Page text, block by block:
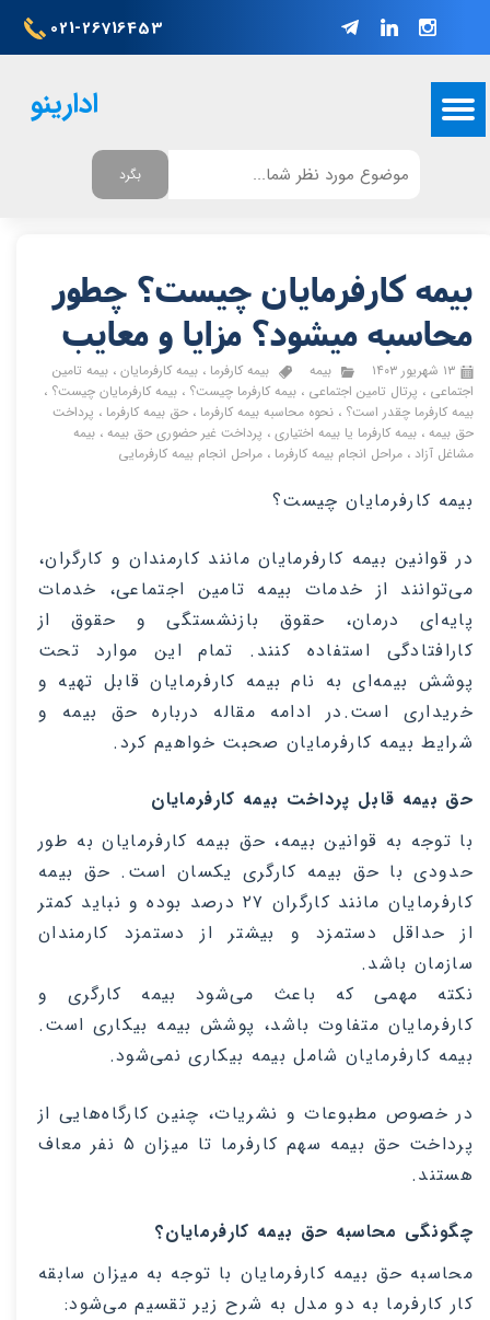
021-26716453
ادارینو
بگرد
بیمه کارفرمایان چیست؟ چطور
محاسبه میشود؟ مزایا و معایب
۱۳ شهریور ۱۴۰۳ بیمه بیمه کارفرما ، بیمه کارفرمایان ، بیمه تامین
اجتماعی ، پرتال تامین اجتماعی ، بیمه کارفرما چیست؟ ، بیمه کارفرمایان چیست؟ ،
بیمه کارفرما چقدر است؟ ، نحوه محاسبه بیمه کارفرما ، حق بیمه کارفرما ، پرداخت
حق بیمه ، بیمه کارفرما یا بیمه اختیاری ، پرداخت غیر حضوری حق بیمه ، بیمه
مشاغل آزاد ، مراحل انجام بیمه کارفرما ، مراحل انجام بیمه کارفرمایی
بیمه کارفرمایان چیست؟
در قوانین بیمه کارفرمایان مانند کارمندان و کارگران،
می‌توانند از خدمات بیمه تامین اجتماعی، خدمات
پایه‌ای درمان، حقوق بازنشستگی و حقوق از
کارافتادگی استفاده کنند. تمام ‌این موارد تحت
پوشش بیمه‌ای به نام بیمه کارفرمایان قابل تهیه و
خریداری است.در ادامه مقاله درباره حق بیمه و
شرایط بیمه کارفرمایان صحبت خواهیم کرد.
حق بیمه قابل پرداخت بیمه کارفرمایان
با توجه به قوانین بیمه، حق بیمه کارفرمایان به طور
حدودی با حق بیمه کارگری یکسان است. حق بیمه
کارفرمایان مانند کارگران ۲۷ درصد بوده و نباید کمتر
از حداقل دستمزد و بیشتر از دستمزد کارمندان
سازمان باشد.
نکته مهمی‌ که باعث می‌شود بیمه کارگری و
کارفرمایان متفاوت باشد، پوشش بیمه بیکاری است.
بیمه کارفرمایان شامل بیمه بیکاری نمی‌شود.
در خصوص مطبوعات و نشریات، چنین کارگاه‌هایی از
پرداخت حق بیمه سهم کارفرما تا میزان ۵ نفر معاف
هستند.
چگونگی محاسبه حق بیمه کارفرمایان؟
محاسبه حق بیمه کارفرمایان با توجه به میزان سابقه
کار کارفرما به دو مدل به شرح زیر تقسیم می‌شود: